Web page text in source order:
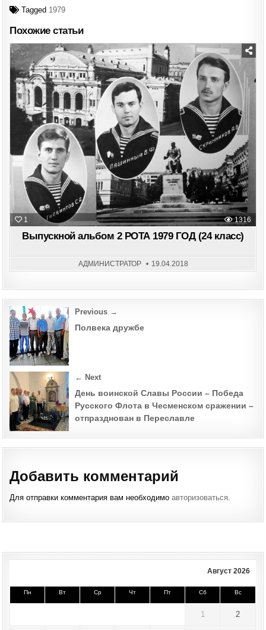
Tagged 1979
Похожие статьи
1 1316
Posted
in
Выпускной альбом 2 РОТА 1979 ГОД (24 класс)
АДМИНИСТРАТОР 19.04.2018
Post
navigation
Previous →
Полвека дружбе
← Next
День воинской Славы России – Победа
Русского Флота в Чесменском сражении –
отпразднован в Переславле
Добавить комментарий
Для отправки комментария вам необходимоавторизоваться.
Август 2026
Пн Вт Ср Чт Пт Сб Вс
1 2